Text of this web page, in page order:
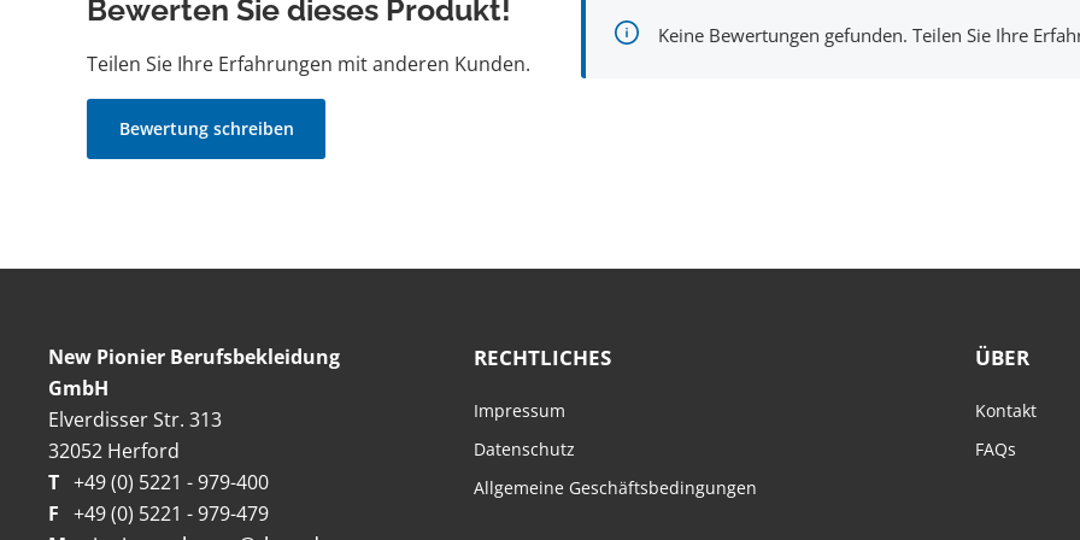
Bewerten Sie dieses Produkt!
Teilen Sie Ihre Erfahrungen mit anderen Kunden.
Bewertung schreiben
Keine Bewertungen gefunden. Teilen Sie Ihre
New Pionier Berufsbekleidung
GmbH
Elverdisser Str. 313
32052 Herford
T +49 (0) 5221 - 979-400
F +49 (0) 5221 - 979-479
RECHTLICHES
Impressum
Datenschutz
Allgemeine Geschäftsbedingungen
ÜBER
Kontakt
FAQs